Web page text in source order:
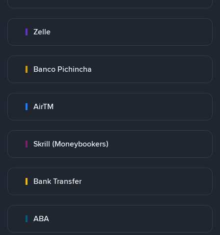
Zelle
Banco Pichincha
AirTM
Skrill (Moneybookers)
Bank Transfer
ABA